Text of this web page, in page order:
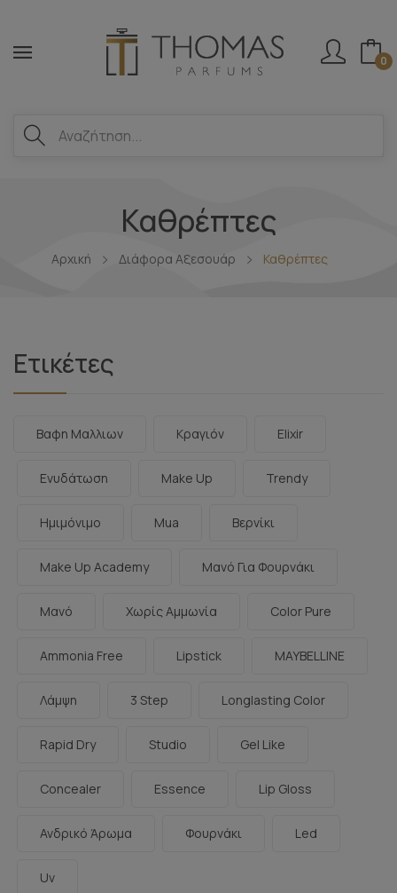
0
Καθρέπτες
Αρχική Διάφορα Αξεσουάρ Καθρέπτες
Ετικέτες
Βαφη Μαλλιων Κραγιόν Elixir
Ενυδάτωση Make Up Trendy
Ημιμόνιμο Mua Βερνίκι
Make Up Academy Μανό Για Φουρνάκι
Μανό Χωρίς Αμμωνία Color Pure
Ammonia Free Lipstick MAYBELLINE
Λάμψη 3 Step Longlasting Color
Rapid Dry Studio Gel Like
Concealer Essence Lip Gloss
Ανδρικό Άρωμα Φουρνάκι Led
Uv